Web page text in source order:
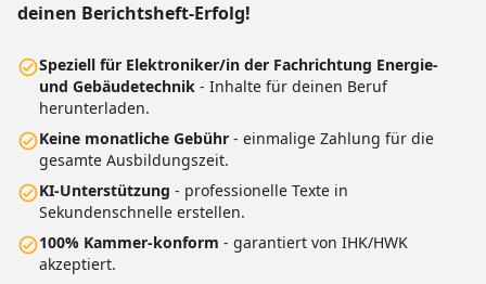
deinen Berichtsheft-Erfolg!
Speziell für Elektroniker/in der Fachrichtung Energie-
und Gebäudetechnik - Inhalte für deinen Beruf
herunterladen.
Keine monatliche Gebühr - einmalige Zahlung für die
gesamte Ausbildungszeit.
KI-Unterstützung - professionelle Texte in
Sekundenschnelle erstellen.
100% Kammer-konform - garantiert von IHK/HWK
akzeptiert.